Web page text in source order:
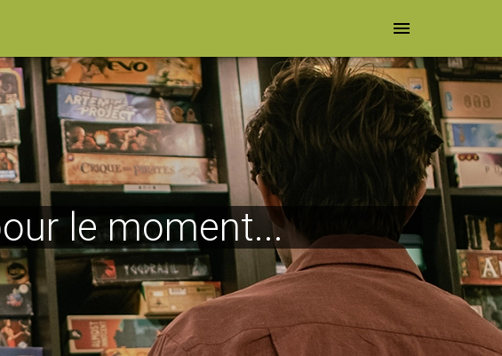
menu
le moment...